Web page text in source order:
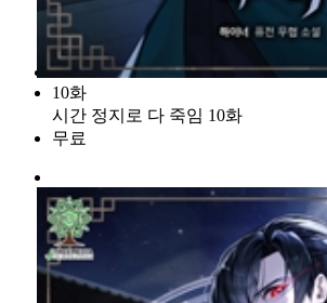
10화
시간 정지로 다 죽임 10화
무료